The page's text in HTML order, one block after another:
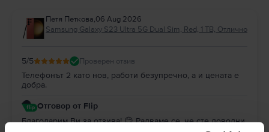
Петя Петкова,06 Aug 2026
Samsung Galaxy S23 Ultra 5G Dual Sim, Red, 1 TB, Отлично
5/5 Проверен отзив
Телефонът 2 като нов, работи безупречно, а и цената е
добра.
Отговор от Flip
Благодарим Ви за отзива! 😊 Радваме се, че сте доволни